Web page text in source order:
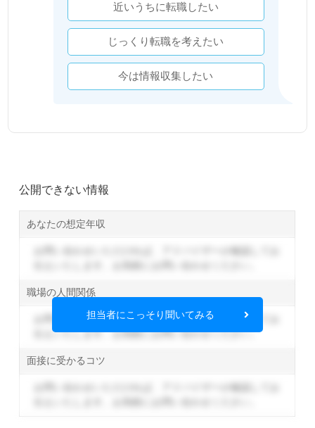
近いうちに転職したい
じっくり転職を考えたい
今は情報収集したい
公開できない情報
あなたの想定年収
職場の人間関係
お問い合わせいただければ、アドバイザーが確認してお
伝えいたします。お気軽にお問い合わせください。
面接に受かるコツ
担当者にこっそり聞いてみる